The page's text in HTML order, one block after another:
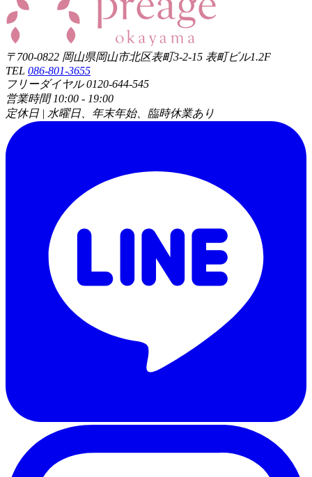
〒700-0822 岡山県岡山市北区表町3-2-15 表町ビル1.2F
TEL 086-801-3655
フリーダイヤル 0120-644-545
営業時間 10:00 - 19:00
定休日 | 水曜日、年末年始、臨時休業あり